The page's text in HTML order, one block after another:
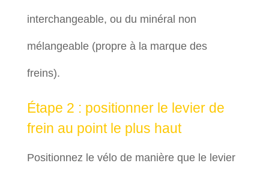
interchangeable, ou du minéral non
mélangeable (propre à la marque des
freins).
Étape 2 : positionner le levier de
frein au point le plus haut
Positionnez le vélo de manière que le levier